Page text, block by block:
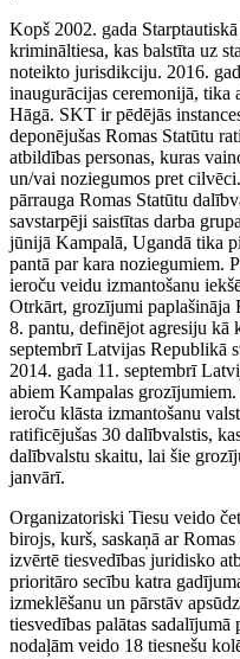
Kopš 2002. gada
krimināltiesa, kas balstīta uz
noteikto jurisdikciju. 2016.
inaugurācijas ceremonijā, tika
Hāgā. SKT ir pēdējās
deponējušas Romas Statūtu
atbildības personas, kuras
un/vai noziegumos pret
pārrauga Romas Statūtu
savstarpēji saistītas darba
jūnijā Kampalā, Ugandā tika
pantā par kara noziegumiem.
ieroču veidu izmantošanu
Otrkārt, grozījumi paplašināja
8. pantu, definējot agresiju kā
septembrī Latvijas Republikā
2014. gada 11. septembrī
abiem Kampalas
ieroču klāsta izmantošanu
ratificējušas 30 dalībvalstis,
dalībvalstu skaitu, lai šie
janvārī.
Organizatoriski Tiesu veido
birojs, kurš, saskaņā ar
izvērtē tiesvedības juridisko
prioritāro secību katra
izmeklēšanu un pārstāv
tiesvedības palātas sadalījumā
nodaļām veido 18 tiesnešu